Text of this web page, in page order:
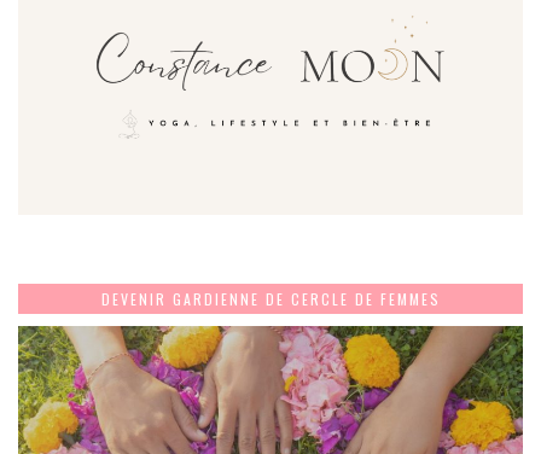
DEVENIR GARDIENNE DE CERCLE DE FEMMES